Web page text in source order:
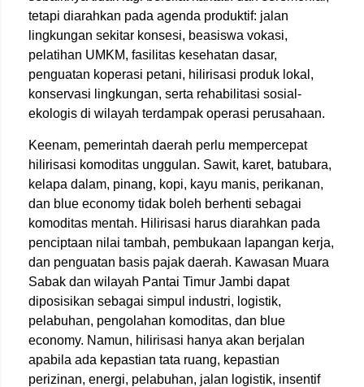
tetapi diarahkan pada agenda produktif: jalan
lingkungan sekitar konsesi, beasiswa vokasi,
pelatihan UMKM, fasilitas kesehatan dasar,
penguatan koperasi petani, hilirisasi produk lokal,
konservasi lingkungan, serta rehabilitasi sosial-
ekologis di wilayah terdampak operasi perusahaan.
Keenam, pemerintah daerah perlu mempercepat
hilirisasi komoditas unggulan. Sawit, karet, batubara,
kelapa dalam, pinang, kopi, kayu manis, perikanan,
dan blue economy tidak boleh berhenti sebagai
komoditas mentah. Hilirisasi harus diarahkan pada
penciptaan nilai tambah, pembukaan lapangan kerja,
dan penguatan basis pajak daerah. Kawasan Muara
Sabak dan wilayah Pantai Timur Jambi dapat
diposisikan sebagai simpul industri, logistik,
pelabuhan, pengolahan komoditas, dan blue
economy. Namun, hilirisasi hanya akan berjalan
apabila ada kepastian tata ruang, kepastian
perizinan, energi, pelabuhan, jalan logistik, insentif